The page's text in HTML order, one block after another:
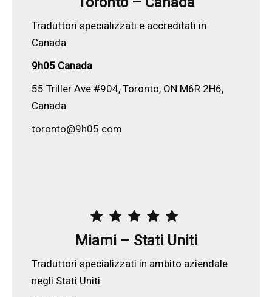
Traduttori specializzati e accreditati in
Canada
9h05 Canada
55 Triller Ave #904, Toronto, ON M6R 2H6,
Canada
toronto@9h05.com
Miami – Stati Uniti
Traduttori specializzati in ambito aziendale
negli Stati Uniti